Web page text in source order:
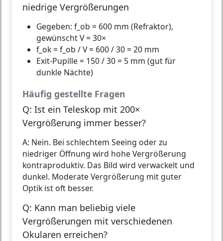
niedrige Vergrößerungen
Gegeben: f_ob = 600 mm (Refraktor),
gewünscht V = 30×
f_ok = f_ob / V = 600 / 30 = 20 mm
Exit-Pupille = 150 / 30 = 5 mm (gut für
dunkle Nächte)
Häufig gestellte Fragen
Q: Ist ein Teleskop mit 200×
Vergrößerung immer besser?
A: Nein. Bei schlechtem Seeing oder zu
niedriger Öffnung wird hohe Vergrößerung
kontraproduktiv. Das Bild wird verwackelt und
dunkel. Moderate Vergrößerung mit guter
Optik ist oft besser.
Q: Kann man beliebig viele
Vergrößerungen mit verschiedenen
Okularen erreichen?